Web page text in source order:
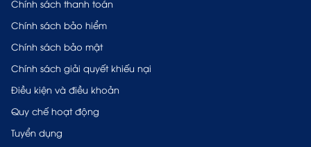
Chính sách thanh toán
Chính sách bảo hiểm
Chính sách bảo mật
Chính sách giải quyết khiếu nại
Điều kiện và điều khoản
Quy chế hoạt động
Tuyển dụng